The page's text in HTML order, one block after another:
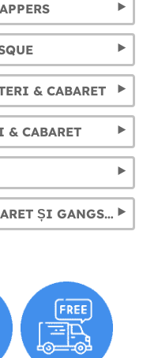
& CABARET
CABARET
COSTUME CHARLESTON, CABARET ȘI GANGSTER: TRĂIEȘTE NEBUNIA ANILOR 20